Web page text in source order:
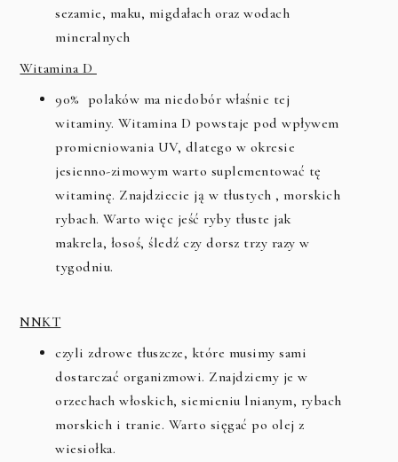
sezamie, maku, migdałach oraz wodach
mineralnych
Witamina D
90% polaków ma niedobór właśnie tej
witaminy. Witamina D powstaje pod wpływem
promieniowania UV, dlatego w okresie
jesienno-zimowym warto suplementować tę
witaminę. Znajdziecie ją w tłustych , morskich
rybach. Warto więc jeść ryby tłuste jak
makrela, łosoś, śledź czy dorsz trzy razy w
tygodniu.
NNKT
czyli zdrowe tłuszcze, które musimy sami
dostarczać organizmowi. Znajdziemy je w
orzechach włoskich, siemieniu lnianym, rybach
morskich i tranie. Warto sięgać po olej z
wiesiołka.